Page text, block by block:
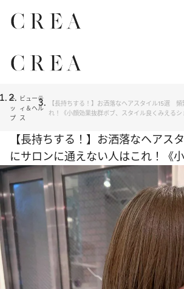
ト
ッ
プ
ビューテ
ィ＆ヘル
ス
【長持ちする！】お洒落なヘアスタイル15選
れ！《小顔効果抜群ボブ、スタイル良くみえるシ
【長持ちする！】お洒落なヘア
にサロンに通えない人はこれ！《
ブ、スタイル良くみえるショートボ